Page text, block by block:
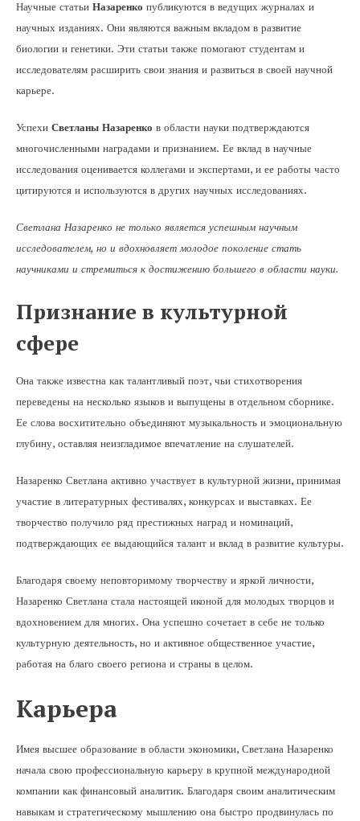
Научные статьи Назаренко публикуются в ведущих журналах и
научных изданиях. Они являются важным вкладом в развитие
биологии и генетики. Эти статьи также помогают студентам и
исследователям расширить свои знания и развиться в своей научной
карьере.
Успехи Светланы Назаренко в области науки подтверждаются
многочисленными наградами и признанием. Ее вклад в научные
исследования оценивается коллегами и экспертами, и ее работы часто
цитируются и используются в других научных исследованиях.
Светлана Назаренко не только является успешным научным
исследователем, но и вдохновляет молодое поколение стать
научниками и стремиться к достижению большего в области науки.
Признание в культурной
сфере
Она также известна как талантливый поэт, чьи стихотворения
переведены на несколько языков и выпущены в отдельном сборнике.
Ее слова восхитительно объединяют музыкальность и эмоциональную
глубину, оставляя неизгладимое впечатление на слушателей.
Назаренко Светлана активно участвует в культурной жизни, принимая
участие в литературных фестивалях, конкурсах и выставках. Ее
творчество получило ряд престижных наград и номинаций,
подтверждающих ее выдающийся талант и вклад в развитие культуры.
Благодаря своему неповторимому творчеству и яркой личности,
Назаренко Светлана стала настоящей иконой для молодых творцов и
вдохновением для многих. Она успешно сочетает в себе не только
культурную деятельность, но и активное общественное участие,
работая на благо своего региона и страны в целом.
Карьера
Имея высшее образование в области экономики, Светлана Назаренко
начала свою профессиональную карьеру в крупной международной
компании как финансовый аналитик. Благодаря своим аналитическим
навыкам и стратегическому мышлению она быстро продвинулась по